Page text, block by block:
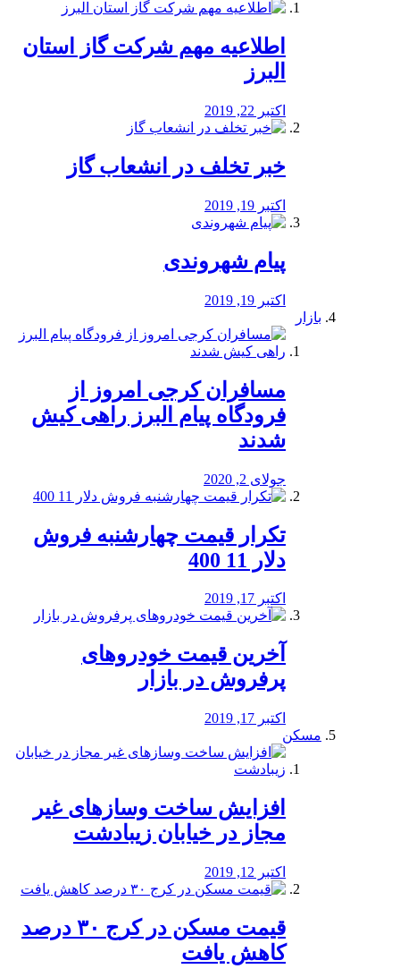
️اطلاعیه مهم شرکت گاز استان
البرز
اکتبر 22, 2019
خبر تخلف در انشعاب گاز
اکتبر 19, 2019
پیام شهروندی
اکتبر 19, 2019
بازار
مسافران کرجی امروز از
فرودگاه پیام البرز راهی کیش
شدند
جولای 2, 2020
تکرار قیمت چهارشنبه فروش
دلار 11 400
اکتبر 17, 2019
آخرین قیمت خودرو‌های
پرفروش در بازار
اکتبر 17, 2019
مسکن
افزایش ساخت وسازهای غیر
مجاز در خیابان زیبادشت
اکتبر 12, 2019
️قیمت مسکن در کرج ۳۰ درصد
کاهش یافت